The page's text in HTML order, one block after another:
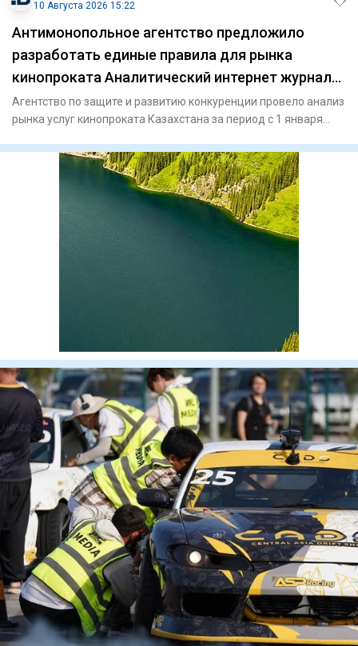
10 Августа 2026 15:22
Антимонопольное агентство предложило
разработать единые правила для рынка
кинопроката Аналитический интернет журнал
Власть
Агентство по защите и развитию конкуренции провело анализ
рынка услуг кинопроката Казахстана за период с 1 января